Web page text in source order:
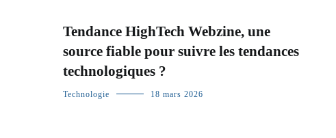
Tendance HighTech Webzine, une
source fiable pour suivre les tendances
technologiques ?
Technologie 18 mars 2026